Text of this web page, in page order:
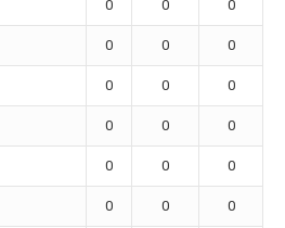
0 0 0
0 0 0
0 0 0
0 0 0
0 0 0
0 0 0